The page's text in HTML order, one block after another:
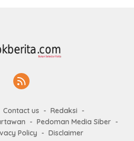
Contact us
Redaksi
Pedoman Media Siber
Policy
Disclaimer